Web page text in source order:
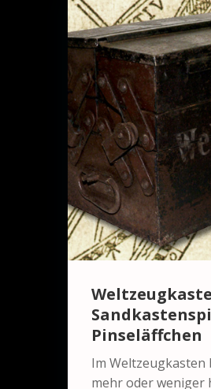
Pinseläffchen
Im Weltzeugkasten
mehr oder weniger